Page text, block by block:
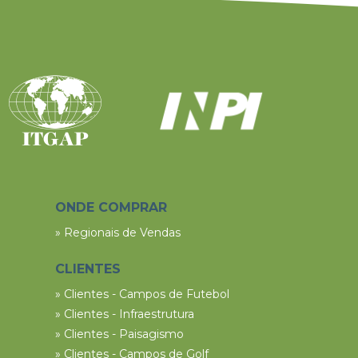
ONDE COMPRAR
» Regionais de Vendas
CLIENTES
» Clientes - Campos de Futebol
» Clientes - Infraestrutura
» Clientes - Paisagismo
» Clientes - Campos de Golf